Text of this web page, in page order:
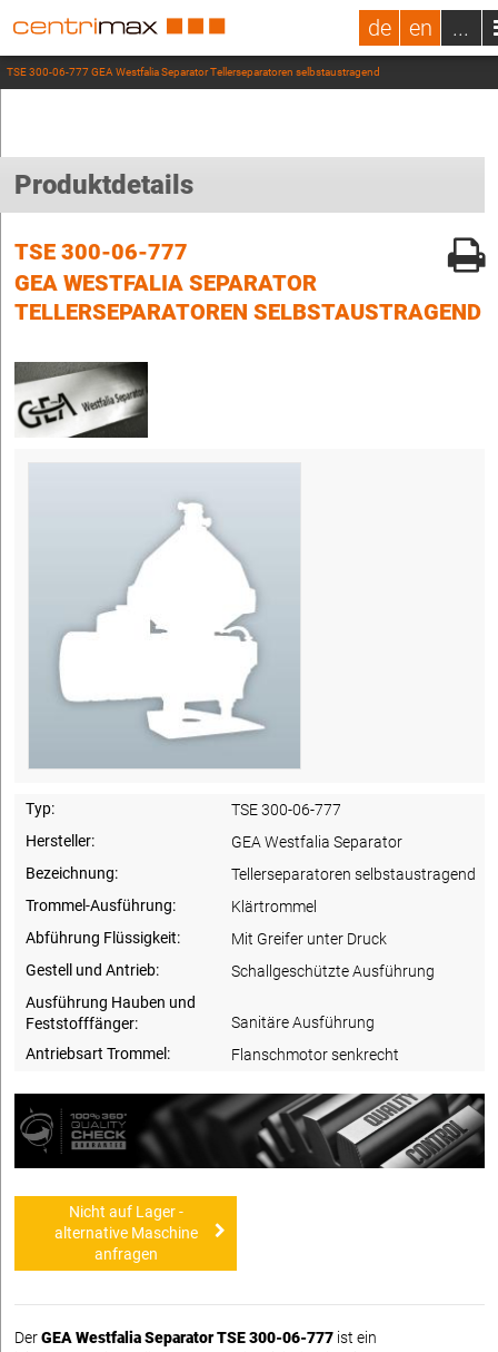
de en ...
TSE 300-06-777 GEA Westfalia Separator Tellerseparatoren selbstaustragend
Produktdetails
TSE 300-06-777
GEA WESTFALIA SEPARATOR
TELLERSEPARATOREN SELBSTAUSTRAGEND
Typ:
TSE 300-06-777
Hersteller:
GEA Westfalia Separator
Bezeichnung:
Tellerseparatoren selbstaustragend
Trommel-Ausführung:
Klärtrommel
Abführung Flüssigkeit:
Mit Greifer unter Druck
Gestell und Antrieb:
Schallgeschützte Ausführung
Ausführung Hauben und
Feststofffänger:
Sanitäre Ausführung
Antriebsart Trommel:
Flanschmotor senkrecht
Nicht auf Lager -
alternative Maschine
anfragen
DerGEA Westfalia Separator TSE 300-06-777 ist ein